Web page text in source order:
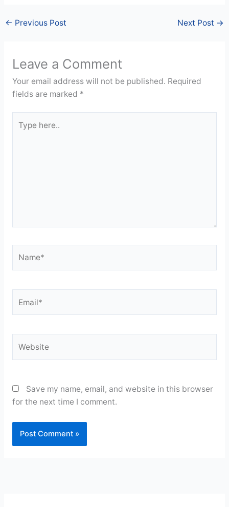
c
e
o
o
k
e
gr
m p
p
n
dl
← Previous Post Next Post →
Leave a Comment
Your email address will not be published. Required
fields are marked *
here..
Save my name, email, and website in this browser
for the next time I comment.